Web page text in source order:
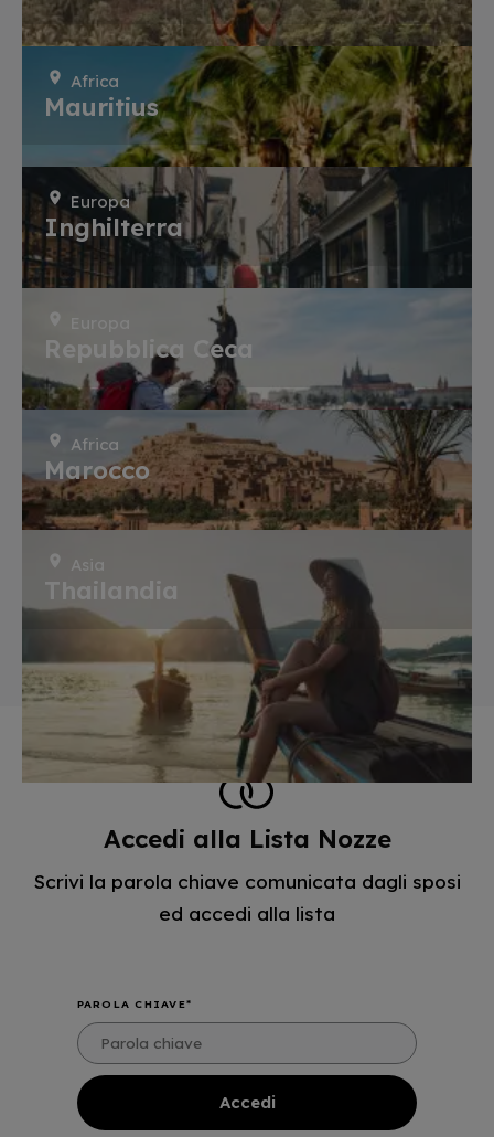
Africa
Mauritius
Europa
Inghilterra
Repubblica Ceca
Africa
Marocco
Asia
Thailandia
Accedi alla Lista Nozze
Scrivi la parola chiave comunicata dagli sposi
ed accedi alla lista
PAROLA CHIAVE